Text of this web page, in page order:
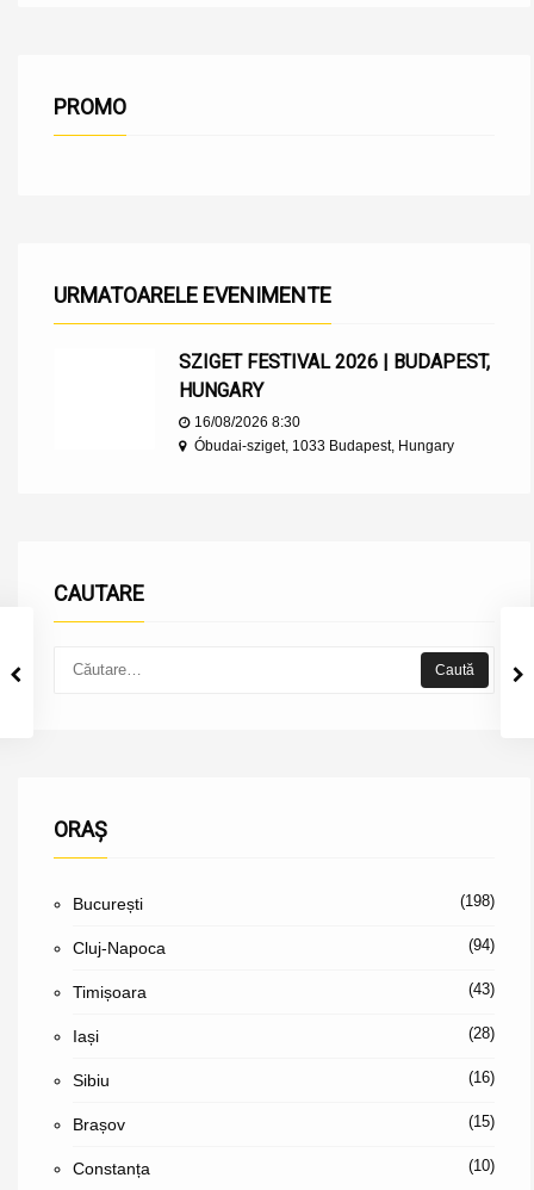
PROMO
URMATOARELE EVENIMENTE
SZIGET FESTIVAL 2026 | BUDAPEST,
HUNGARY
16/08/2026 8:30
Óbudai-sziget, 1033 Budapest, Hungary
CAUTARE
ORAȘ
București (198)
Cluj-Napoca (94)
Timișoara (43)
Iași (28)
Sibiu (16)
Brașov (15)
Constanța (10)